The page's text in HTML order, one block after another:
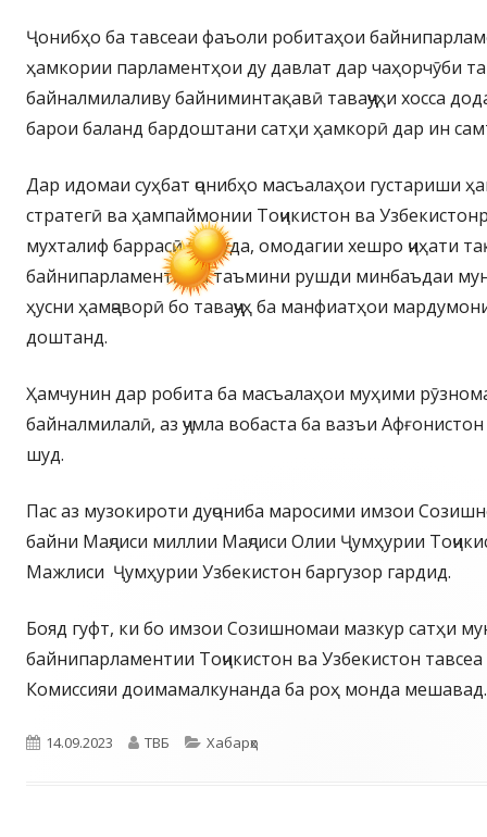
Ҷонибҳо ба тавсеаи фаъоли робитаҳои
ҳамкории парламентҳои ду давлат дар чаҳорчӯби
байналмилаливу байниминтақавӣ таваҷҷуҳи хосса
барои баланд бардоштани сатҳи ҳамкорӣ дар ин
Дар идомаи суҳбат ҷонибҳо масъалаҳои густариши
стратегӣ ва ҳампаймонии Тоҷикистон ва
мухталиф баррасӣ намуда, омодагии хешро ҷиҳати
байнипарламентӣ ва таъмини рушди минбаъдаи
ҳусни ҳамҷаворӣ бо таваҷҷуҳ ба манфиатҳои
доштанд.
Ҳамчунин дар робита ба масъалаҳои муҳими
байналмилалӣ, аз ҷумла вобаста ба вазъи
шуд.
Пас аз музокироти дуҷониба маросими имзои
байни Маҷлиси миллии Маҷлиси Олии Ҷумҳурии
Мажлиси Ҷумҳурии Узбекистон баргузор гардид.
Бояд гуфт, ки бо имзои Созишномаи мазкур сатҳи
байнипарламентии Тоҷикистон ва Узбекистон
Комиссияи доимамалкунанда ба роҳ монда мешавад.
Опубликовано
14.09.2023 Автор
ТВБ Рубрики
Хабарҳо